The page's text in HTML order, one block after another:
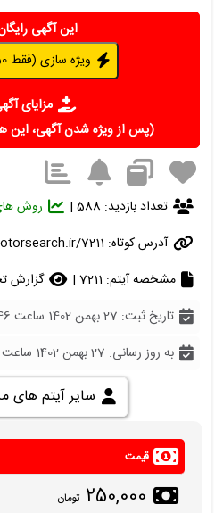
این آگهی
ویژه سازی (فقط 50 هزار تومان)
مزایای
(پس از ویژه شدن آگهی،
تعداد بازدید: 588 |
روش
آدرس کوتاه: 7211
مشخصه آیتم: 7211 |
گزارش تخلف
تاریخ ثبت: 27 بهمن 1402 ساعت 16:56:46
به روز رسانی: 27 بهمن 1402 ساعت 16:56:46
سایر آیتم های
قیمت
250,000 تومان